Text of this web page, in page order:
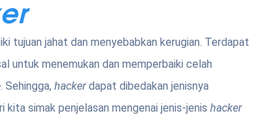
tujuan jahat dan menyebabkan kerugian. Terdapat
untuk menemukan dan memperbaiki celah
. Sehingga, hackerdapat dibedakan jenisnya
kita simak penjelasan mengenai jenis-jenis hacker